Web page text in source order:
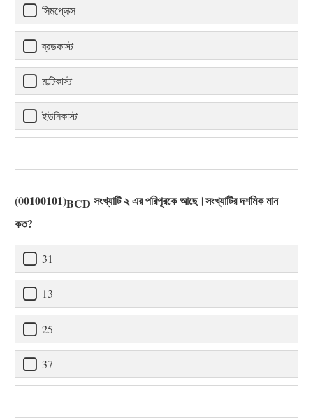
সিমপ্লেক্স
ব্রডকাস্ট
মাল্টিকাস্ট
ইউনিকাস্ট
(00100101)BCD সংখ্যাটি ২ এর পরিপূরকে আছে।সংখ্যাটির দশমিক মান
কত?
31
13
25
37